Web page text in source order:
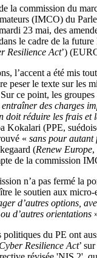
la commission du
(IMCO) du
23 mai, des
le cadre de la
Resilience Act’)
l’accent a été mis
peser le texte sur les
ce point, les groupes
des charges
doit réduire les frais et
Kokalari (PPE,
« sans pour autant
(Renew Europe,
de la commission
n’a pas fermé la
le soutien aux micro-
d’autres options,
d’autres orientations
du PE ont
Cyber Resilience Act’